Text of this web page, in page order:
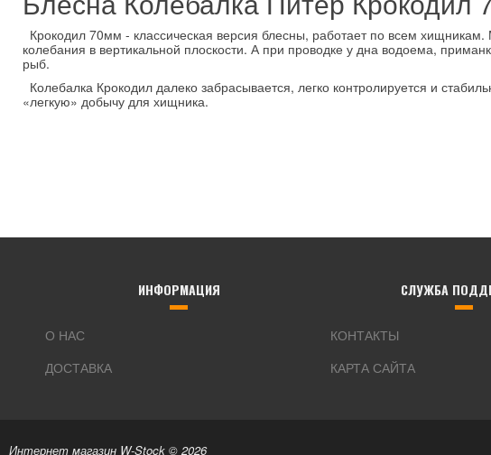
Крокодил 70мм - классическая версия блесны, работает по всем
колебания в вертикальной плоскости. А при проводке у дна водоема,
рыб.
Колебалка Крокодил далеко забрасывается, легко контролируется и
«легкую» добычу для хищника.
ИНФОРМАЦИЯ
О НАС
ДОСТАВКА
СЛУЖБА
КОНТАКТЫ
КАРТА САЙТА
Интернет магазин W-Stock © 2026